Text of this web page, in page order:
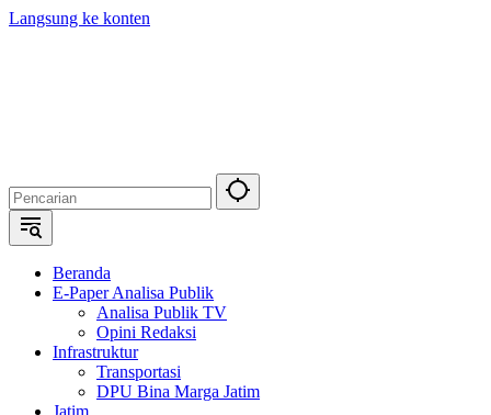
Langsung ke konten
Beranda
E-Paper Analisa Publik
Analisa Publik TV
Opini Redaksi
Infrastruktur
Transportasi
DPU Bina Marga Jatim
Jatim